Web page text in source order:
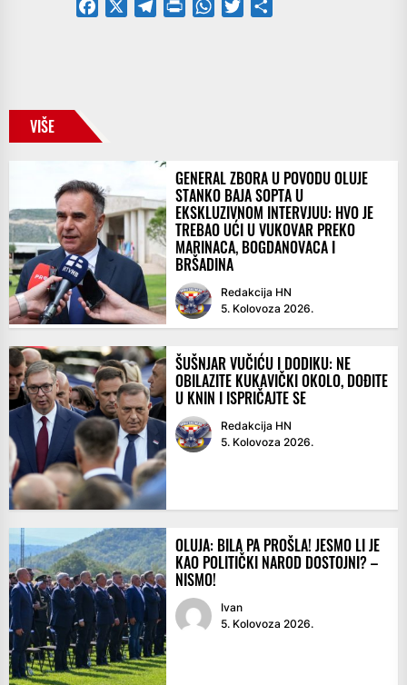
Facebook TelegramPrintFriendly
WhatsApp
Twitter
VIŠE
GENERAL ZBORA U POVODU OLUJE
STANKO BAJA SOPTA U
EKSKLUZIVNOM INTERVJUU: HVO JE
TREBAO UĆI U VUKOVAR PREKO
MARINACA, BOGDANOVACA I
BRŠADINA
Redakcija HN
5. Kolovoza 2026.
ŠUŠNJAR VUČIĆU I DODIKU: NE
OBILAZITE KUKAVIČKI OKOLO, DOĐITE
U KNIN I ISPRIČAJTE SE
Redakcija HN
5. Kolovoza 2026.
OLUJA: BILA PA PROŠLA! JESMO LI JE
KAO POLITIČKI NAROD DOSTOJNI? –
NISMO!
Ivan
5. Kolovoza 2026.